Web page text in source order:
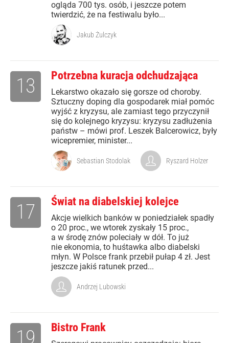
ogląda 700 tys. osób, i jeszcze potem
twierdzić, że na festiwalu było...
Jakub Żulczyk
Potrzebna kuracja odchudzająca
Lekarstwo okazało się gorsze od choroby.
Sztuczny doping dla gospodarek miał pomóc
wyjść z kryzysu, ale zamiast tego przyczynił
się do kolejnego kryzysu: kryzysu zadłużenia
państw – mówi prof. Leszek Balcerowicz, były
wicepremier, minister...
13
Sebastian Stodolak Ryszard Holzer
Świat na diabelskiej kolejce
Akcje wielkich banków w poniedziałek spadły
o 20 proc., we wtorek zyskały 15 proc.,
a w środę znów poleciały w dół. To już
nie ekonomia, to huśtawka albo diabelski
młyn. W Polsce frank przebił pułap 4 zł. Jest
jeszcze jakiś ratunek przed...
17
Andrzej Lubowski
Bistro Frank
19